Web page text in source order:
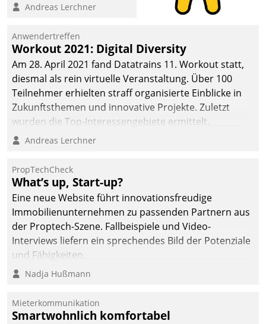
Teilnehmer kurzweilige
Cloud-Strategien und -
Lösungen mit hohem
Zukunftspotenzial.
Andreas Lerchner
Anwendertreffen
Workout 2021: Digital Diversity
Am 28. April 2021 fand Datatrains 11. Workout statt,
diesmal als rein virtuelle Veranstaltung. Über 100
Teilnehmer erhielten straff organisierte Einblicke in
Zukunftsthemen und innovative Projekte. Zuletzt
wurden die Top-Interessengebiete ermittelt.
Andreas Lerchner
PropTechCheck
What’s up, Start-up?
Eine neue Website führt innovationsfreudige
Immobilienunternehmen zu passenden Partnern aus
der Proptech-Szene. Fallbeispiele und Video-
Interviews liefern ein sprechendes Bild der Potenziale
und Fähigkeiten.
Nadja Hußmann
Mieterkommunikation
Smartwohnlich komfortabel